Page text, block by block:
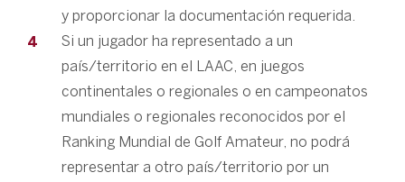
y proporcionar la documentación requerida.
Si un jugador ha representado a un
país/territorio en el LAAC, en juegos
continentales o regionales o en campeonatos
mundiales o regionales reconocidos por el
Ranking Mundial de Golf Amateur, no podrá
representar a otro país/territorio por un